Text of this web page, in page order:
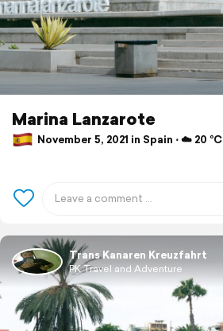
Marina Lanzarote
November 5, 2021 in Spain ⋅ ☁️ 20 °C
Trans Kanaren Kreuzfahrt
PK Travel and Adventure